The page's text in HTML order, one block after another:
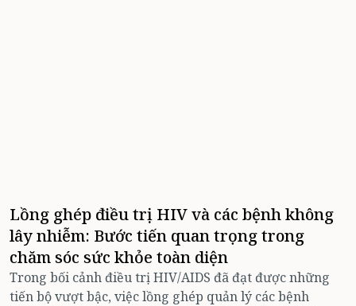
Lồng ghép điều trị HIV và các bệnh không
lây nhiễm: Bước tiến quan trọng trong
chăm sóc sức khỏe toàn diện
Trong bối cảnh điều trị HIV/AIDS đã đạt được những
tiến bộ vượt bậc, việc lồng ghép quản lý các bệnh